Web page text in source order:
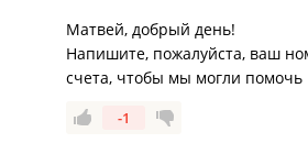
Матвей, добрый день!
Напишите, пожалуйста, ваш
счета, чтобы мы могли помочь
-1